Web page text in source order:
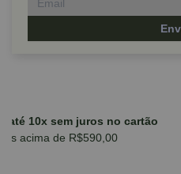
Parcele em até 10x
para compras acima de